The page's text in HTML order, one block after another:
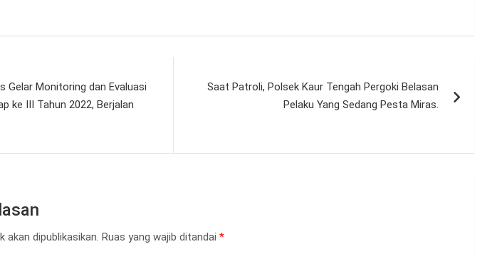
Gelar Monitoring dan Evaluasi
ke III Tahun 2022, Berjalan
Saat Patroli, Polsek Kaur Tengah Pergoki Belasan
Pelaku Yang Sedang Pesta Miras.
akan dipublikasikan. Ruas yang wajib ditandai *